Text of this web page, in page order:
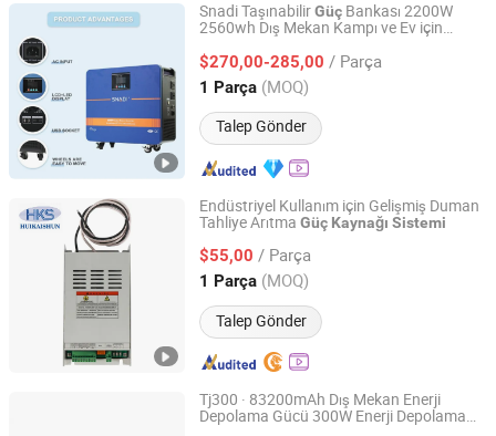
Snadi TaşınabilirGüç Bankası 2200W
2560wh Dış Mekan Kampı ve Ev için
EnerjisiSistemi
$270,00-285,00 / Parça
1 Parça (MOQ)
Talep Gönder
Foshan Snat Energy Electrical Technology Co., Ltd.
Guangdong, China Fiyat 2015
Endüstriyel Kullanım için Gelişmiş Duman
Tahliye Arıtma Güç Kaynağı Sistemi
$55,00 / Parça
1 Parça (MOQ)
Talep Gönder
Nanjing Huikaishun Electronic Technology Co., Ltd.
Jiangsu, China Fiyat 2025
Tj300 · 83200mAh Dış Mekan Enerji
Depolama Gücü 300W Enerji Depolama
Shenzhen TopSuny Solar Energy LLC